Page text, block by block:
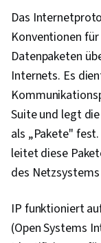
Das
Konventionen
Datenpaketen
Internets. Es
Suite und legt
als „Pakete"
leitet diese
des
IP funktioniert
(Open Systems